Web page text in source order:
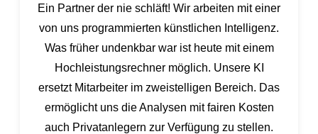
Ein Partner der nie schläft! Wir arbeiten mit einer
von uns programmierten künstlichen Intelligenz.
Was früher undenkbar war ist heute mit einem
Hochleistungsrechner möglich. Unsere KI
ersetzt Mitarbeiter im zweistelligen Bereich. Das
ermöglicht uns die Analysen mit fairen Kosten
auch Privatanlegern zur Verfügung zu stellen.